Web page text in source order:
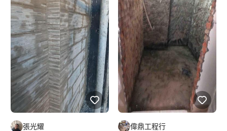
張光耀 偉鼎工程行